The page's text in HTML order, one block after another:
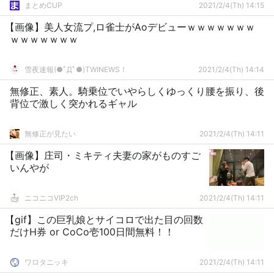
まとめCUP 2021/2/4(Th) 14:15
【画像】美人女流プ,ロ雀士がAoデビューｗｗｗｗｗｗｗ
ｗｗｗｗｗｗｗ
雪夜速報(●ﾟДﾟ●)TWINEWS！ 2021/2/4(Th) 14:14
無修正、素人。騎乗位でいやらしくゆっくり腰を振り、後
背位で激しく突かれるギャル
無修正が見たい 2021/2/4(Th) 14:11
【画像】庄司・ミキティ夫妻の家がものすご
いんやが
ニコニコVIP2ch 2021/2/4(Th) 14:11
【gif】この巨乳娘とサイコロで出た目の回数
だけH券 or CoCo壱100日間無料！！
ワロタニッキ 2021/2/4(Th) 14:11